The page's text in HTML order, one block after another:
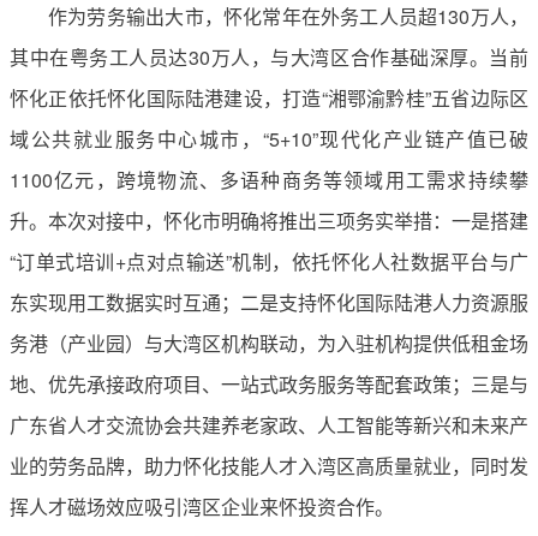
作为劳务输出大市，怀化常年在外务工人员超130万人，
其中在粤务工人员达30万人，与大湾区合作基础深厚。当前
怀化正依托怀化国际陆港建设，打造“湘鄂渝黔桂”五省边际区
域公共就业服务中心城市，“5+10”现代化产业链产值已破
1100亿元，跨境物流、多语种商务等领域用工需求持续攀
升。本次对接中，怀化市明确将推出三项务实举措：一是搭建
“订单式培训+点对点输送”机制，依托怀化人社数据平台与广
东实现用工数据实时互通；二是支持怀化国际陆港人力资源服
务港（产业园）与大湾区机构联动，为入驻机构提供低租金场
地、优先承接政府项目、一站式政务服务等配套政策；三是与
广东省人才交流协会共建养老家政、人工智能等新兴和未来产
业的劳务品牌，助力怀化技能人才入湾区高质量就业，同时发
挥人才磁场效应吸引湾区企业来怀投资合作。